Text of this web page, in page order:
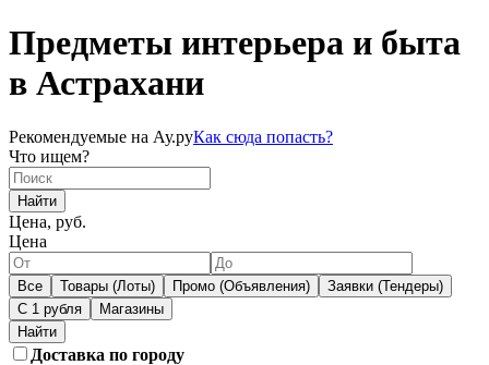
Предметы интерьера и быта
в Астрахани
Рекомендуемые на Ау.руКак сюда попасть?
Что ищем?
Найти
Цена, руб.
Цена
Все Товары (Лоты) Промо (Объявления)
Заявки (Тендеры)
С 1 рубля
Магазины
Доставка по городу